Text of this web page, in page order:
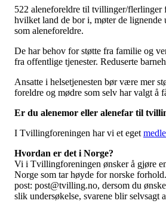
522 aleneforeldre til tvillinger/flerlinger
hvilket land de bor i, møter de lignende
som aleneforeldre.
De har behov for støtte fra familie og
fra offentlige tjenester. Reduserte
Ansatte i helsetjenesten bør være mer
foreldre og mødre som selv har valgt å
Er du alenemor eller alenefar til
I Tvillingforeningen har vi et eget
Hvordan er det i Norge?
Vi i Tvillingforeningen ønsker å gjøre
Norge som tar høyde for norske
post: post@tvilling.no, dersom du
slik undersøkelse, svarene blir selvsagt